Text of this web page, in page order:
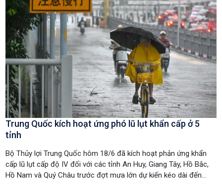
Trung Quốc kích hoạt ứng phó lũ lụt khẩn cấp ở 5
tỉnh
Bộ Thủy lợi Trung Quốc hôm 18/6 đã kích hoạt phản ứng khẩn
cấp lũ lụt cấp độ IV đối với các tỉnh An Huy, Giang Tây, Hồ Bắc,
Hồ Nam và Quý Châu trước đợt mưa lớn dự kiến kéo dài đến